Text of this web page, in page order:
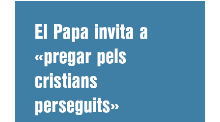
El Papa invita a
«pregar pels
cristians
perseguits»